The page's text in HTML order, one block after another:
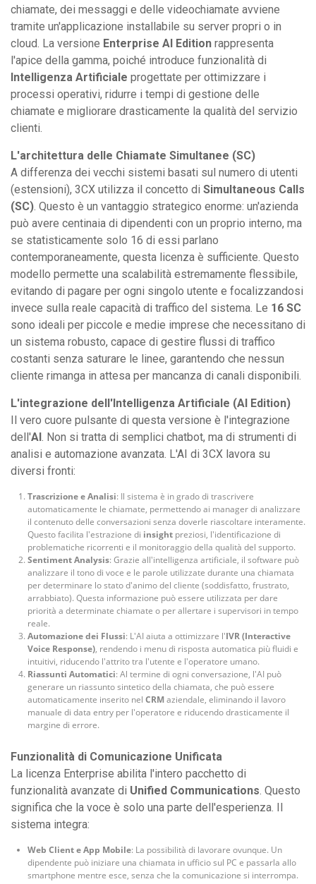
chiamate, dei messaggi e delle videochiamate avviene
tramite un'applicazione installabile su server propri o in
cloud. La versione Enterprise AI Edition rappresenta
l'apice della gamma, poiché introduce funzionalità di
Intelligenza Artificiale progettate per ottimizzare i
processi operativi, ridurre i tempi di gestione delle
chiamate e migliorare drasticamente la qualità del servizio
clienti.
L'architettura delle Chiamate Simultanee (SC)
A differenza dei vecchi sistemi basati sul numero di utenti
(estensioni), 3CX utilizza il concetto di Simultaneous Calls
(SC). Questo è un vantaggio strategico enorme: un'azienda
può avere centinaia di dipendenti con un proprio interno, ma
se statisticamente solo 16 di essi parlano
contemporaneamente, questa licenza è sufficiente. Questo
modello permette una scalabilità estremamente flessibile,
evitando di pagare per ogni singolo utente e focalizzandosi
invece sulla reale capacità di traffico del sistema. Le 16 SC
sono ideali per piccole e medie imprese che necessitano di
un sistema robusto, capace di gestire flussi di traffico
costanti senza saturare le linee, garantendo che nessun
cliente rimanga in attesa per mancanza di canali disponibili.
L'integrazione dell'Intelligenza Artificiale (AI Edition)
Il vero cuore pulsante di questa versione è l'integrazione
dell'AI. Non si tratta di semplici chatbot, ma di strumenti di
analisi e automazione avanzata. L'AI di 3CX lavora su
diversi fronti:
Trascrizione e Analisi: Il sistema è in grado di trascrivere
automaticamente le chiamate, permettendo ai manager di analizzare
il contenuto delle conversazioni senza doverle riascoltare interamente.
Questo facilita l'estrazione di insight preziosi, l'identificazione di
problematiche ricorrenti e il monitoraggio della qualità del supporto.
Sentiment Analysis: Grazie all'intelligenza artificiale, il software può
analizzare il tono di voce e le parole utilizzate durante una chiamata
per determinare lo stato d'animo del cliente (soddisfatto, frustrato,
arrabbiato). Questa informazione può essere utilizzata per dare
priorità a determinate chiamate o per allertare i supervisori in tempo
reale.
Automazione dei Flussi: L'AI aiuta a ottimizzare l'IVR (Interactive
Voice Response), rendendo i menu di risposta automatica più fluidi e
intuitivi, riducendo l'attrito tra l'utente e l'operatore umano.
Riassunti Automatici: Al termine di ogni conversazione, l'AI può
generare un riassunto sintetico della chiamata, che può essere
automaticamente inserito nel CRMaziendale, eliminando il lavoro
manuale di data entry per l'operatore e riducendo drasticamente il
margine di errore.
Funzionalità di Comunicazione Unificata
La licenza Enterprise abilita l'intero pacchetto di
funzionalità avanzate di Unified Communications. Questo
significa che la voce è solo una parte dell'esperienza. Il
sistema integra:
Web Client e App Mobile: La possibilità di lavorare ovunque. Un
dipendente può iniziare una chiamata in ufficio sul PC e passarla allo
smartphone mentre esce, senza che la comunicazione si interrompa.